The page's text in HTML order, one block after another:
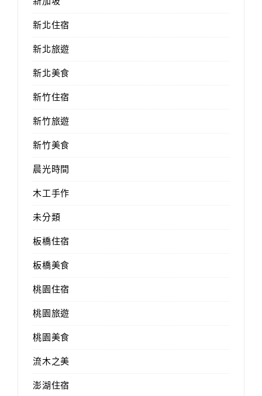
新北住宿
新北旅遊
新北美食
新竹住宿
新竹旅遊
新竹美食
晨光時間
木工手作
未分類
板橋住宿
板橋美食
桃園住宿
桃園旅遊
桃園美食
流木之美
澎湖住宿